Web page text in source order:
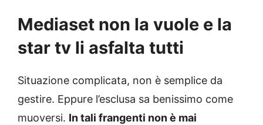
Mediaset non la vuole e la
star tv li asfalta tutti
Situazione complicata, non è semplice da
gestire. Eppure l’esclusa sa benissimo come
muoversi. In tali frangenti non è mai